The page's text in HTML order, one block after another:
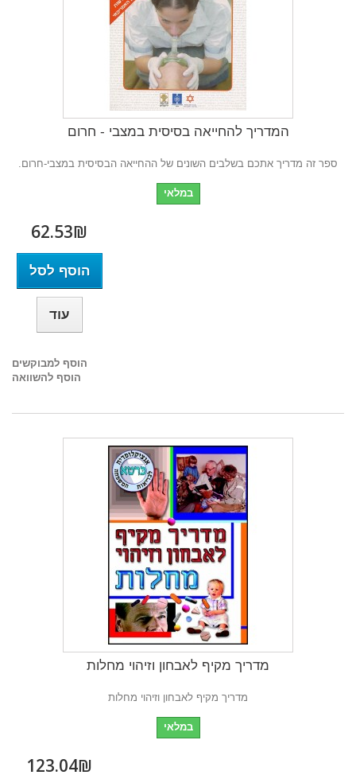
המדריך להחייאה בסיסית במצבי - חרום
ספר זה מדריך אתכם בשלבים השונים של ההחייאה הבסיסית במצבי-חרום.
במלאי
62.53₪‎
הוסף לסל
עוד
הוסף למבוקשים
הוסף להשוואה
מדריך מקיף לאבחון וזיהוי מחלות
מדריך מקיף לאבחון וזיהוי מחלות
במלאי
123.04₪‎